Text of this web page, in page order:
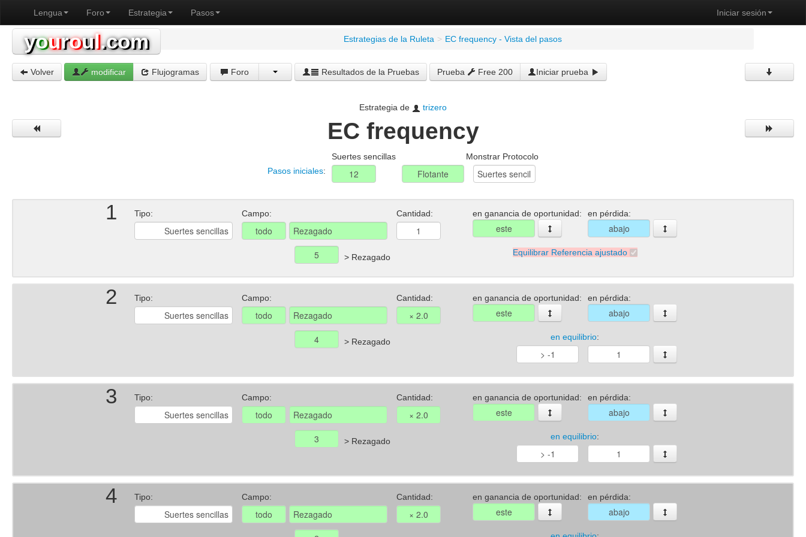
Iniciar sesión
Lengua Foro Estrategia Pasos
youroul.com Estrategias de la Ruleta > EC frequency - Vista del pasos
Volver modificar Flujogramas Foro Resultados de la Pruebas Prueba Free 200 Iniciar prueba
Estrategia de trizero
EC frequency
Suertes sencillas
Pasos iniciales:
Monstrar Protocolo
1 Tipo: Campo: Cantidad:
> Rezagado
en ganancia de oportunidad: en pérdida:
Equilibrar Referencia ajustado
2 Tipo: Campo: Cantidad:
> Rezagado
en ganancia de oportunidad: en pérdida:
en equilibrio:
3 Tipo: Campo: Cantidad:
> Rezagado
en ganancia de oportunidad: en pérdida:
en equilibrio:
4 Tipo: Campo: Cantidad: en ganancia de oportunidad: en pérdida: